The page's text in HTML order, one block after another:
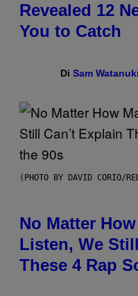
Revealed 12
You to Catch
Di Sam Watanuki
(PHOTO BY DAVID CORIO/
No Matter
Listen, We
These 4 Rap